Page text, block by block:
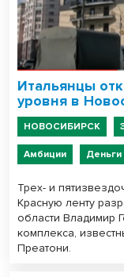
Итальянцы
уровня в
НОВОСИБИРСК
Амбиции Деньги
Трех- и
Красную ленту
области Владимир
комплекса,
Преатони.